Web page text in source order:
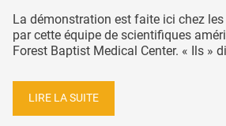
La démonstration est faite ici chez les
par cette équipe de scientifiques
Forest Baptist Medical Center. « Ils »
LIRE LA SUITE